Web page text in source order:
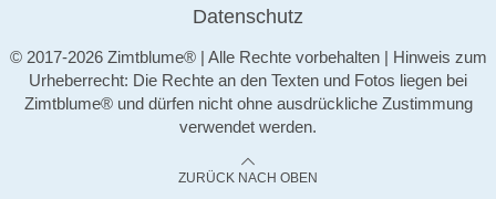
Datenschutz
© 2017-2026 Zimtblume® | Alle Rechte vorbehalten | Hinweis zum
Urheberrecht: Die Rechte an den Texten und Fotos liegen bei
Zimtblume® und dürfen nicht ohne ausdrückliche Zustimmung
verwendet werden.
ZURÜCK NACH OBEN